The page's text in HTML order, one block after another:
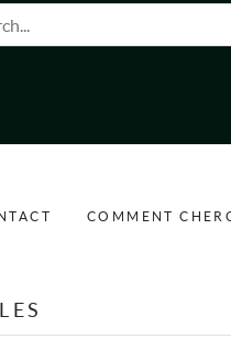
de
COMMENT